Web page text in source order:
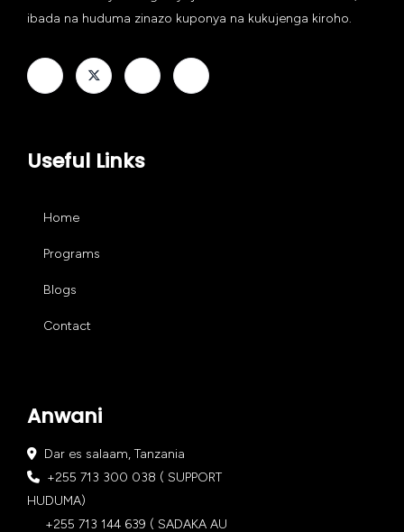
ibada na huduma zinazo kuponya na kukujenga kiroho.
Useful Links
Home
Programs
Blogs
Contact
Anwani
Dar es salaam, Tanzania
+255 713 300 038 ( SUPPORT
HUDUMA)
+255 713 144 639 ( SADAKA AU